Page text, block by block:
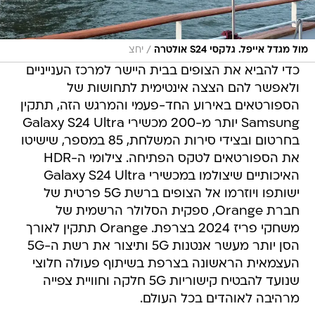
מול מגדל אייפל. גלקסי S24 אולטרה / יחצ
כדי להביא את הצופים בבית היישר למרכז הענייניים
ולאפשר להם הצצה אינטימית לתחושות של
הספורטאים באירוע החד-פעמי והמרגש הזה, תתקין
Samsung יותר מ-200 מכשירי Galaxy S24 Ultra
בחרטום ובצידי סירות המשלחת, 85 במספר, שישיטו
את הספורטאים לטקס הפתיחה. צילומי ה-HDR
האיכותיים שיצולמו במכשירי Galaxy S24 Ultra
ישותפו ויוזרמו אל הצופים ברשת 5G פרטית של
חברת Orange, ספקית הסלולר הרשמית של
משחקי פריז 2024 בצרפת. Orange תתקין לאורך
הסן יותר מעשר אנטנות 5G ותיצור את רשת ה-5G
העצמאית הראשונה בצרפת בשיתוף פעולה חלוצי
שנועד להבטיח קישוריות 5G חלקה וחוויית צפייה
מרהיבה לאוהדים בכל העולם.